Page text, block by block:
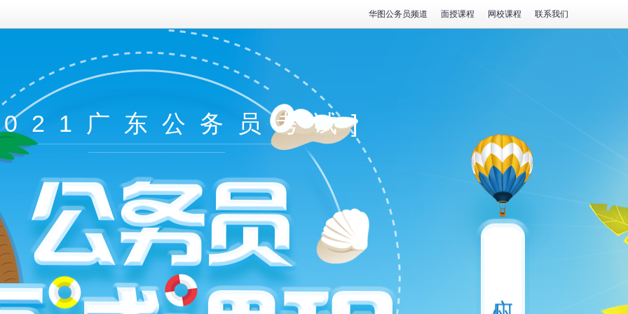
华图公务员频道 面授课程 网校课程 联系我们
广东公务员考试]